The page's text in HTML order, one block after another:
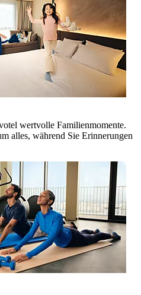
wertvolle Familienmomente.
alles, während Sie Erinnerungen